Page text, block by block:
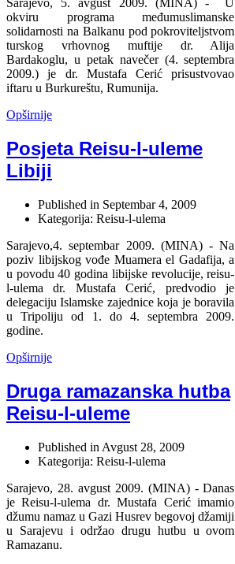
Sarajevo, 5. avgust 2009. (MINA) - U
okviru programa međumuslimanske
solidarnosti na Balkanu pod pokroviteljstvom
turskog vrhovnog muftije dr. Alija
Bardakoglu, u petak navečer (4. septembra
2009.) je dr. Mustafa Cerić prisustvovao
iftaru u Burkureštu, Rumunija.
Opširnije
Posjeta Reisu-l-uleme
Libiji
Published in Septembar 4, 2009
Kategorija: Reisu-l-ulema
Sarajevo,4. septembar 2009. (MINA) - Na
poziv libijskog vođe Muamera el Gadafija, a
u povodu 40 godina libijske revolucije, reisu-
l-ulema dr. Mustafa Cerić, predvodio je
delegaciju Islamske zajednice koja je boravila
u Tripoliju od 1. do 4. septembra 2009.
godine.
Opširnije
Druga ramazanska hutba
Reisu-l-uleme
Published in Avgust 28, 2009
Kategorija: Reisu-l-ulema
Sarajevo, 28. avgust 2009. (MINA) - Danas
je Reisu-l-ulema dr. Mustafa Cerić imamio
džumu namaz u Gazi Husrev begovoj džamiji
u Sarajevu i održao drugu hutbu u ovom
Ramazanu.